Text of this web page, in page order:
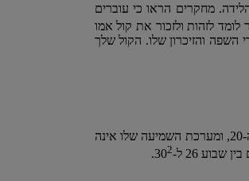
מחקרים הראו כי עוברים
לזהות ולזכור את קול אמו
והזיכרון שלו. הקול שלך
למרות שהדיבור אל העובר בשלבים מוקדמים יותר של ההיריון עשוי לעזור לך לחוש קרבה אליו, האוזניים שלו אינן מתפתחות במלואן עד לסביבות השבוע ה-20, ומערכת השמיעה שלו אינה
2
.